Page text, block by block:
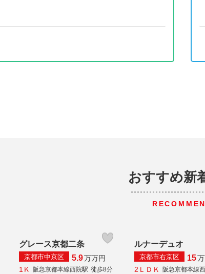
おすすめ新
グレース京都二条
京都市中京区 5.9万万円
1Ｋ
阪急京都本線西院駅 徒歩8分
ルナーデュオ
京都市右京区 15万
2ＬＤＫ
阪急京都本線